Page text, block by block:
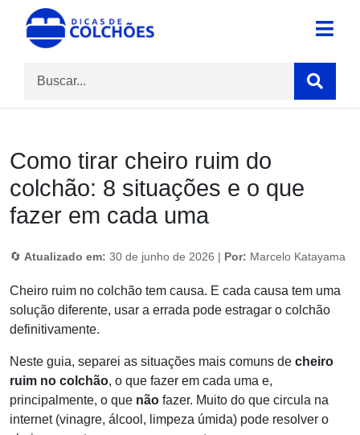
content
Dicas de Colchões
Site para Dicas de Colchões e reviews
Como tirar cheiro ruim do
colchão: 8 situações e o que
fazer em cada uma
🔄 Atualizado em: 30 de junho de 2026 | Por: Marcelo Katayama
Cheiro ruim no colchão tem causa. E cada causa tem uma
solução diferente, usar a errada pode estragar o colchão
definitivamente.
Neste guia, separei as situações mais comuns de cheiro
ruim no colchão, o que fazer em cada uma e,
principalmente, o que não fazer. Muito do que circula na
internet (vinagre, álcool, limpeza úmida) pode resolver o